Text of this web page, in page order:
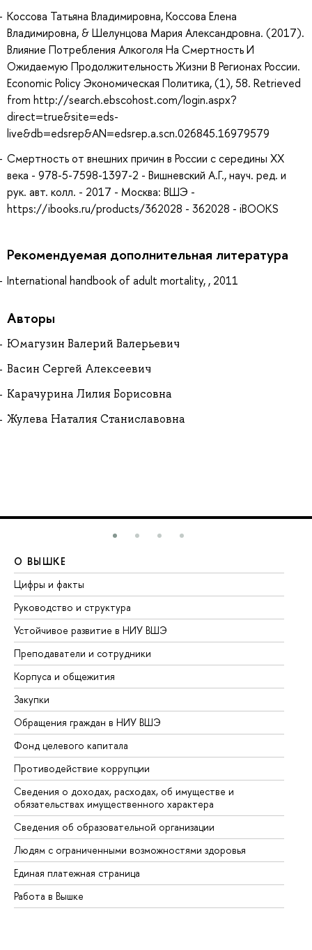
Коссова Татьяна Владимировна, Коссова Елена
Владимировна, & Шелунцова Мария Александровна. (2017).
Влияние Потребления Алкоголя На Смертность И
Ожидаемую Продолжительность Жизни В Регионах России.
Economic Policy Экономическая Политика, (1), 58. Retrieved
from http://search.ebscohost.com/login.aspx?
direct=true&site=eds-
live&db=edsrep&AN=edsrep.a.scn.026845.16979579
Смертность от внешних причин в России с середины XX
века - 978-5-7598-1397-2 - Вишневский А.Г., науч. ред. и
рук. авт. колл. - 2017 - Москва: ВШЭ -
https://ibooks.ru/products/362028 - 362028 - iBOOKS
Рекомендуемая дополнительная литература
International handbook of adult mortality, , 2011
Авторы
Юмагузин Валерий Валерьевич
Васин Сергей Алексеевич
Карачурина Лилия Борисовна
Жулева Наталия Станиславовна
О ВЫШКЕ
Цифры и факты
Руководство и структура
Устойчивое развитие в НИУ ВШЭ
Преподаватели и сотрудники
Корпуса и общежития
Закупки
Обращения граждан в НИУ ВШЭ
Фонд целевого капитала
Противодействие коррупции
Сведения о доходах, расходах, об имуществе и
обязательствах имущественного характера
Сведения об образовательной организации
Людям с ограниченными возможностями здоровья
Единая платежная страница
Работа в Вышке